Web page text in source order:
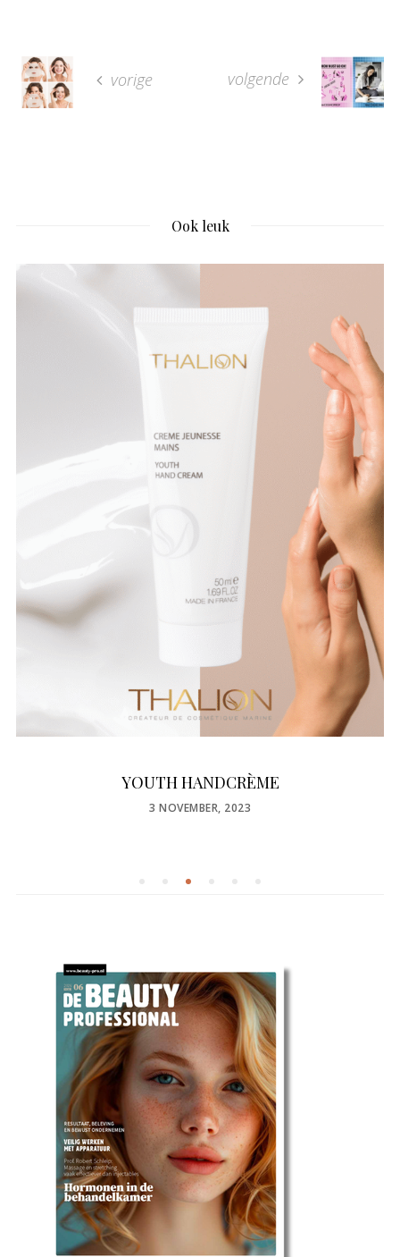
vorige volgende
Ook leuk
YOUTH HANDCRÈME
POSTED
3 NOVEMBER, 2023